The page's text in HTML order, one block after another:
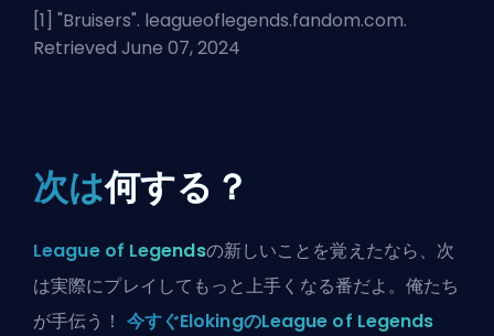
[1] "Bruisers". leagueoflegends.fandom.com.
Retrieved June 07, 2024
次は何する？
League of Legendsの新しいことを覚えたなら、次
は実際にプレイしてもっと上手くなる番だよ。俺たち
が手伝う！ 今すぐElokingのLeague of Legends